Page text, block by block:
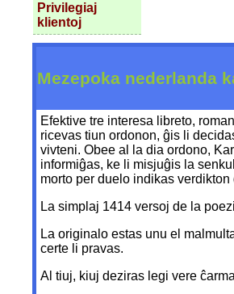
Privilegiaj
klientoj
Mezepoka nederlanda
Efektive tre interesa libreto,
ricevas tiun ordonon, ĝis li
vivteni. Obee al la dia ordono,
informiĝas, ke li misjuĝis la
morto per duelo indikas
La simplaj 1414 versoj de la
La originalo estas unu el
certe li pravas.
Al tiuj, kiuj deziras legi vere